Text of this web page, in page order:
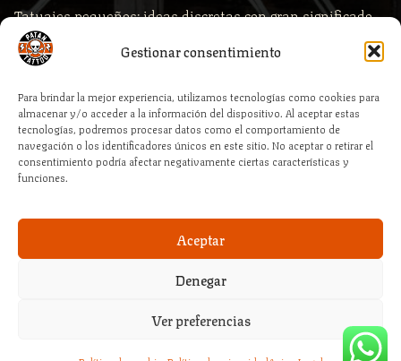
Gestionar consentimiento
Para brindar la mejor experiencia, utilizamos tecnologías como cookies para
almacenar y/o acceder a la información del dispositivo. Al aceptar estas
tecnologías, podremos procesar datos como el comportamiento de
navegación o los identificadores únicos en este sitio. No aceptar o retirar el
consentimiento podría afectar negativamente ciertas características y
funciones.
Aceptar
Denegar
Ver preferencias
Tatuajes pequeños: ideas discretas con gran significado
Comprar piercings según la zona del cuerpo
clave la calidad profesional
Cómo elegir la medida correcta de tu piercing al comprar
online